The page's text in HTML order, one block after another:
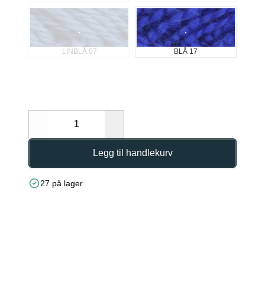
LINBLÅ 07 BLÅ 17
Decrease
Legg til handlekurv
27 på lager